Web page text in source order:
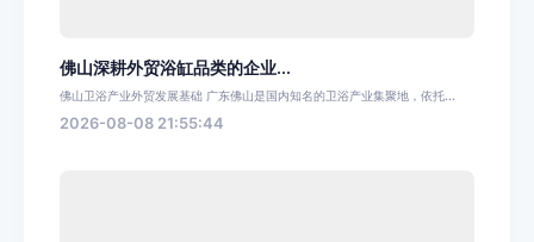
佛山深耕外贸浴缸品类的企业...
佛山卫浴产业外贸发展基础 广东佛山是国内知名的卫浴产业集聚地，依托...
2026-08-08 21:55:44